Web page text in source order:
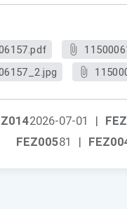
2026-07-01
|
FEZ00581 |